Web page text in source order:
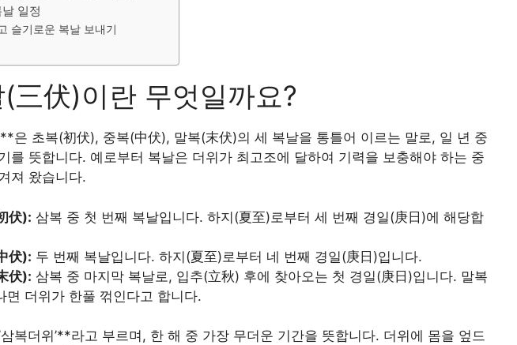
일정
슬기로운 복날 보내기
(三伏)이란 무엇일까요?
은 초복(初伏), 중복(中伏), 말복(末伏)의 세 복날을 통틀어 이르는 말로, 일 년 중
를 뜻합니다. 예로부터 복날은 더위가 최고조에 달하여 기력을 보충해야 하는 중
져 왔습니다.
伏): 삼복 중 첫 번째 복날입니다. 하지(夏至)로부터 세 번째 경일(庚日)에 해당합
伏): 두 번째 복날입니다. 하지(夏至)로부터 네 번째 경일(庚日)입니다.
伏): 삼복 중 마지막 복날로, 입추(立秋) 후에 찾아오는 첫 경일(庚日)입니다. 말복
면 더위가 한풀 꺾인다고 합니다.
복더위’**라고 부르며, 한 해 중 가장 무더운 기간을 뜻합니다. 더위에 몸을 엎드